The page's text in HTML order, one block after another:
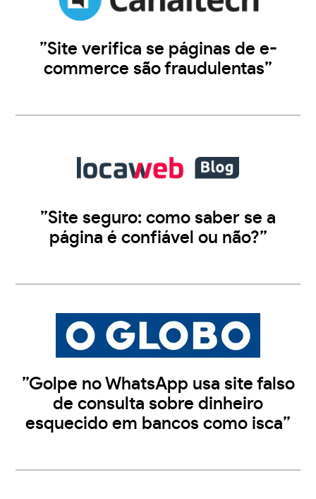
”Site verifica se páginas de e-
commerce são fraudulentas”
”Site seguro: como saber se a
página é confiável ou não?”
”Golpe no WhatsApp usa site falso
de consulta sobre dinheiro
esquecido em bancos como isca”